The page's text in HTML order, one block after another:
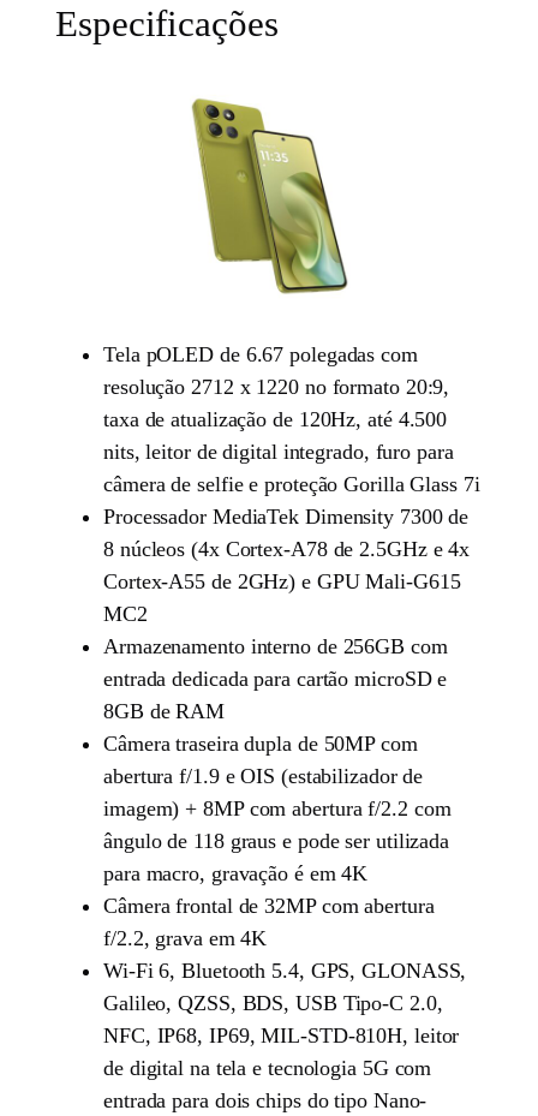
Especificações
Tela pOLED de 6.67 polegadas com
resolução 2712 x 1220 no formato 20:9,
taxa de atualização de 120Hz, até 4.500
nits, leitor de digital integrado, furo para
câmera de selfie e proteção Gorilla Glass 7i
Processador MediaTek Dimensity 7300 de
8 núcleos (4x Cortex-A78 de 2.5GHz e 4x
Cortex-A55 de 2GHz) e GPU Mali-G615
MC2
Armazenamento interno de 256GB com
entrada dedicada para cartão microSD e
8GB de RAM
Câmera traseira dupla de 50MP com
abertura f/1.9 e OIS (estabilizador de
imagem) + 8MP com abertura f/2.2 com
ângulo de 118 graus e pode ser utilizada
para macro, gravação é em 4K
Câmera frontal de 32MP com abertura
f/2.2, grava em 4K
Wi-Fi 6, Bluetooth 5.4, GPS, GLONASS,
Galileo, QZSS, BDS, USB Tipo-C 2.0,
NFC, IP68, IP69, MIL-STD-810H, leitor
de digital na tela e tecnologia 5G com
entrada para dois chips do tipo Nano-